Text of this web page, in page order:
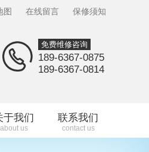
图 在线留言 保修须知
免费维修咨询
189-6367-0875
189-6367-0814
于我们
about us
联系我们
contact us